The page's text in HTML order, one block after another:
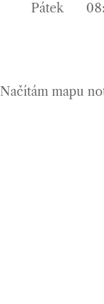
Pátek
Načítám mapu